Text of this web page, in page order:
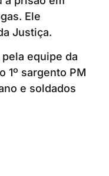
Ele
Justiça.
equipe da
1º sargento PM
e soldados